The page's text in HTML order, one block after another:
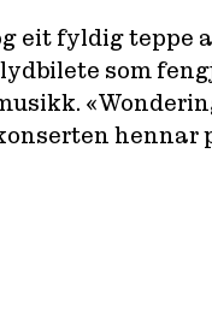
eit fyldig teppe
som
hennar